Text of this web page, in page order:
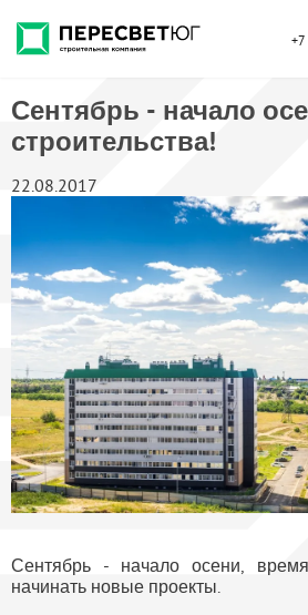
Сентябрь - начало
строительства!
22.08.2017
Сентябрь - начало осени,
начинать новые проекты.